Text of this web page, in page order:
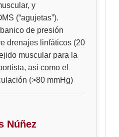
y
(“agujetas”).
de presión
drenajes linfáticos (20
muscular para la
así como el
(>80 mmHg)
Núñez